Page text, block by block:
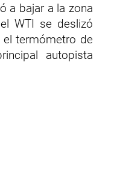
a bajar a la zona
WTI se deslizó
termómetro de
autopista